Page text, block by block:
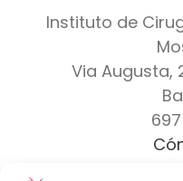
Instituto de
Via Augusta,